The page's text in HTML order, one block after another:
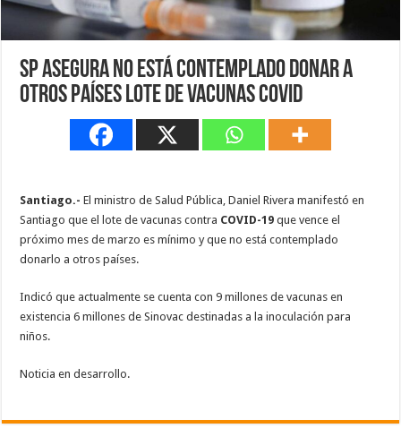
SP asegura no está contemplado donar a
otros países lote de vacunas Covid
Santiago.- El ministro de Salud Pública, Daniel Rivera manifestó en
Santiago que el lote de vacunas contra COVID-19 que vence el
próximo mes de marzo es mínimo y que no está contemplado
donarlo a otros países.
Indicó que actualmente se cuenta con 9 millones de vacunas en
existencia 6 millones de Sinovac destinadas a la inoculación para
niños.
Noticia en desarrollo.